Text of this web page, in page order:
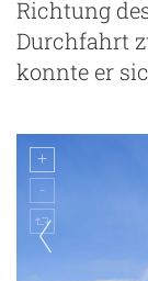
Richtung
Durchfahrt
konnte er